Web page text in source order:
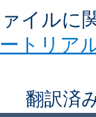
イルに
トリア
翻訳済